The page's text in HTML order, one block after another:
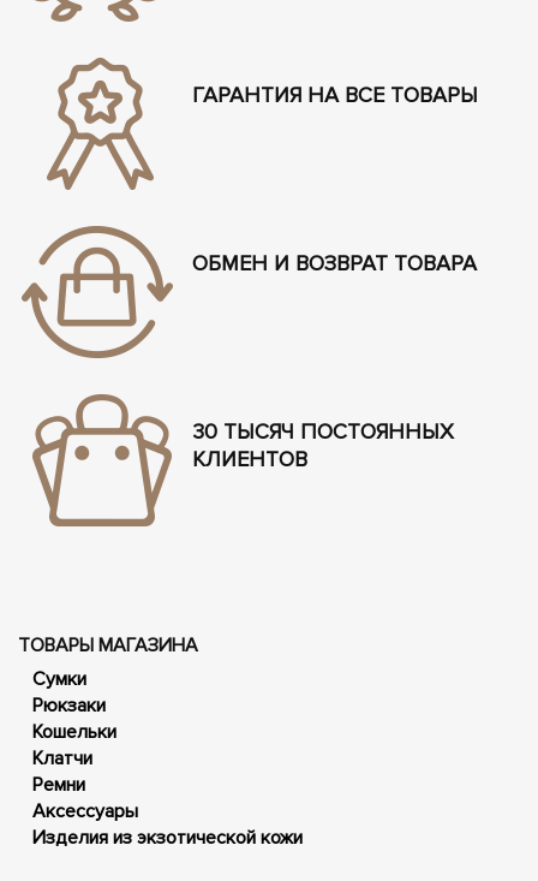
ГАРАНТИЯ НА ВСЕ ТОВАРЫ
ОБМЕН И ВОЗВРАТ ТОВАРА
30 ТЫСЯЧ ПОСТОЯННЫХ
КЛИЕНТОВ
ТОВАРЫ МАГАЗИНА
Сумки
Рюкзаки
Кошельки
Клатчи
Ремни
Аксессуары
Изделия из экзотической кожи